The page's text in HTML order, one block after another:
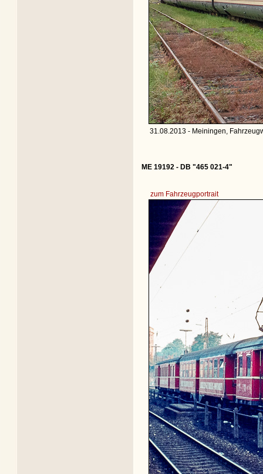
31.08.2013 - Meiningen,
ME 19192 - DB "465 021-4"
zum Fahrzeugportrait